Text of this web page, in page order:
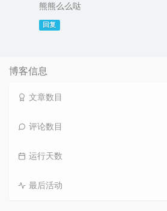
熊熊么么哒
回复
博客信息
文章数目
评论数目
运行天数
最后活动